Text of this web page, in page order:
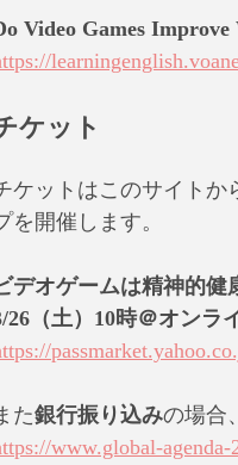
Video Games Improve
ケット
ケットはこのサイトか
を開催します。
デオゲームは精神的健
26（土）10時＠オンラ
た銀行振り込みの場合
www.global-agenda-